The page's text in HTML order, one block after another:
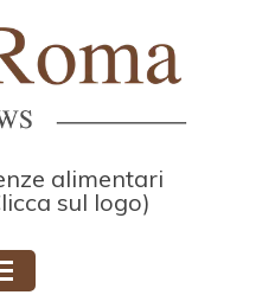
alimentari
sul logo)